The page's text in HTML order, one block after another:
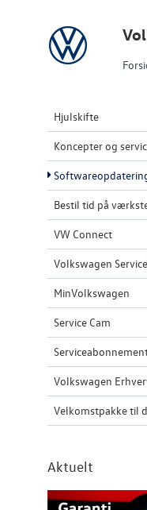
Volkswagen
Hjulskifte
Koncepter og
Bestil tid på
VW Connect
Volkswagen
MinVolkswagen
Service Cam
Volkswagen
Velkomstpakke til
Aktuelt